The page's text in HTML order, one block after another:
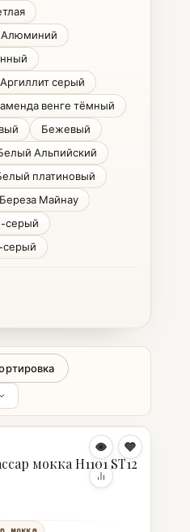
Алюминий
Аргиллит серый
венге тёмный
Бежевый
Альпийский
платиновый
Береза Майнау
серый
серый
мокка H1101 ST12